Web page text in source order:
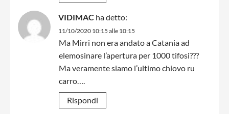
VIDIMAC ha detto:
11/10/2020 10:15 alle 10:15
Ma Mirri non era andato a Catania ad
elemosinare l’apertura per 1000 tifosi???
Ma veramente siamo l’ultimo chiovo ru
carro….
Rispondi